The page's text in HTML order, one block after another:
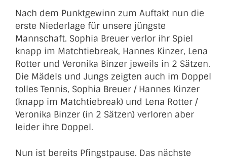
Nach dem Punktgewinn zum Auftakt nun die
erste Niederlage für unsere jüngste
Mannschaft. Sophia Breuer verlor ihr Spiel
knapp im Matchtiebreak, Hannes Kinzer, Lena
Rotter und Veronika Binzer jeweils in 2 Sätzen.
Die Mädels und Jungs zeigten auch im Doppel
tolles Tennis, Sophia Breuer / Hannes Kinzer
(knapp im Matchtiebreak) und Lena Rotter /
Veronika Binzer (in 2 Sätzen) verloren aber
leider ihre Doppel.
Nun ist bereits Pfingstpause. Das nächste